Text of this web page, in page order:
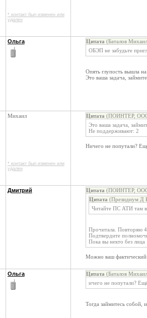
* контакт был изменен или
удален
Ольга Цитата (Баталов
ОБЭП не забудьте
Опять глупость вышла
Это ваша задача,
Михаил
* контакт был изменен или
удален
Цитата (ПОИНТЕР, ООО
Это ваша задача,
Не поддерживают: 2
Ничего не попутали?
Дмитрий Цитата (ПОИНТЕР, ООО
Цитата (Президиум Д
Читайте ПС АТИ там
Прочитала. Повторяю
Подтвердите
Пока вы некто без лица
Можно ваш фактический
Ольга Цитата (Баталов
ичего не попутали?
Тогда займитесь собой,